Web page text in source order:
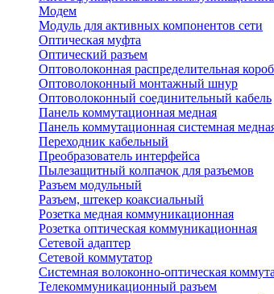
Модем
Модуль для активных компонентов сети
Оптическая муфта
Оптический разъем
Оптоволоконная распределительная
Оптоволоконный монтажный шнур
Оптоволоконный соединительный кабель
Панель коммутационная медная
Панель коммутационная системная
Переходник кабельный
Преобразователь интерфейса
Пылезащитный колпачок для разъемов
Разъем модульный
Разъем, штекер коаксиальный
Розетка медная коммуникационная
Розетка оптическая коммуникационная
Сетевой адаптер
Сетевой коммутатор
Системная волоконно-оптическая
Телекоммуникационный разъем